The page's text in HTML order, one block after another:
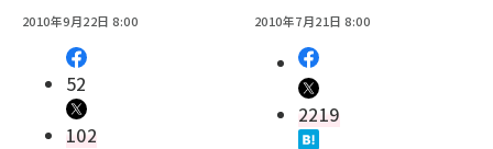
2010年9月22日 8:00
52
102
2010年7月21日 8:00
2219